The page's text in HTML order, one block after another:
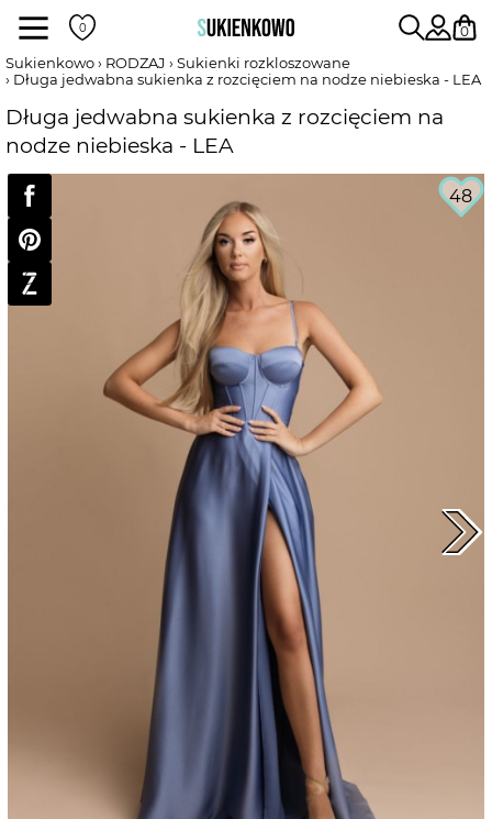
Sukienki
DEKOLT
WEDŁUG KOLORU
0
Sukienkowo
RODZAJ
Sukienki rozkloszowane
Długa jedwabna sukienka z rozcięciem na nodze niebieska - LEA
Długa jedwabna sukienka z rozcięciem na
nodze niebieska - LEA
48